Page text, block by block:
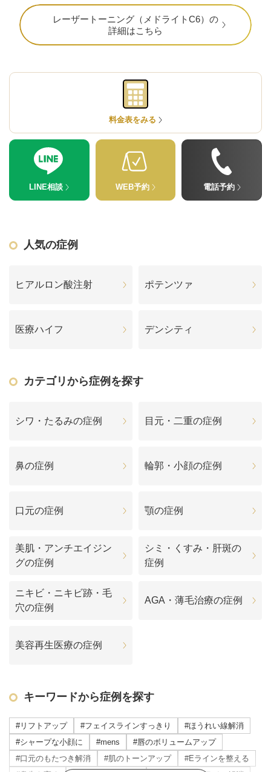
井畑 峰紀 医師 安形省吾 医師
レーザートーニング（メドライトC6）の
詳細はこちら
料金表をみる
LINE相談 WEB予約 電話予約
人気の症例
ヒアルロン酸注射 ポテンツァ
医療ハイフ デンシティ
カテゴリから症例を探す
シワ・たるみの症例 目元・二重の症例
鼻の症例 輪郭・小顔の症例
口元の症例 顎の症例
美肌・アンチエイジン
グの症例
シミ・くすみ・肝斑の
症例
ニキビ・ニキビ跡・毛
穴の症例
AGA・薄毛治療の症例
美容再生医療の症例
キーワードから症例を探す
#リフトアップ #フェイスラインすっきり
#ほうれい線解消
#シャープな小顔に
#mens
#唇のボリュームアップ
#口元のもたつき解消
#肌のトーンアップ
#Eラインを整える